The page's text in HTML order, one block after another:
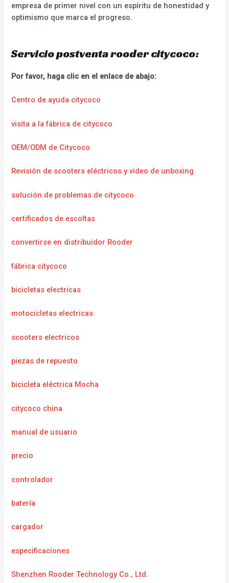
empresa de primer nivel con un espíritu de honestidad y
optimismo que marca el progreso.
Servicio postventa rooder citycoco:
Por favor, haga clic en el enlace de abajo:
Centro de ayuda citycoco
visita a la fábrica de citycoco
OEM/ODM de Citycoco
Revisión de scooters eléctricos y video de unboxing.
solución de problemas de citycoco
certificados de escoltas
convertirse en distribuidor Rooder
fábrica citycoco
bicicletas electricas
motocicletas electricas
scooters electricos
piezas de repuesto
bicicleta eléctrica Mocha
citycoco china
manual de usuario
precio
controlador
batería
cargador
especificaciones
Shenzhen Rooder Technology Co., Ltd.